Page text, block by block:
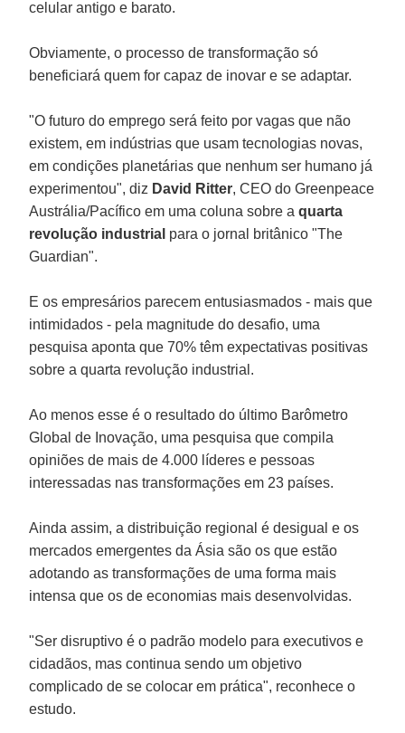
celular antigo e barato.
Obviamente, o processo de transformação só
beneficiará quem for capaz de inovar e se adaptar.
"O futuro do emprego será feito por vagas que não
existem, em indústrias que usam tecnologias novas,
em condições planetárias que nenhum ser humano já
experimentou", diz David Ritter, CEO do Greenpeace
Austrália/Pacífico em uma coluna sobre aquarta
revolução industrial para o jornal britânico "The
Guardian".
E os empresários parecem entusiasmados - mais que
intimidados - pela magnitude do desafio, uma
pesquisa aponta que 70% têm expectativas positivas
sobre a quarta revolução industrial.
Ao menos esse é o resultado do último Barômetro
Global de Inovação, uma pesquisa que compila
opiniões de mais de 4.000 líderes e pessoas
interessadas nas transformações em 23 países.
Ainda assim, a distribuição regional é desigual e os
mercados emergentes da Ásia são os que estão
adotando as transformações de uma forma mais
intensa que os de economias mais desenvolvidas.
"Ser disruptivo é o padrão modelo para executivos e
cidadãos, mas continua sendo um objetivo
complicado de se colocar em prática", reconhece o
estudo.